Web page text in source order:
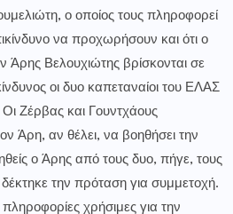
ο οποίος τους πληροφορεί
να προχωρήσουν και ότι ο
Άρης Βελουχιώτης βρίσκονται σε
οι δυο καπεταναίοι του ΕΛΑΣ
Ζέρβας και Γουντχάους
Άρη, αν θέλει, να βοηθήσει την
ο Άρης από τους δυο, πήγε, τους
την πρόταση για συμμετοχή.
χρήσιμες για την